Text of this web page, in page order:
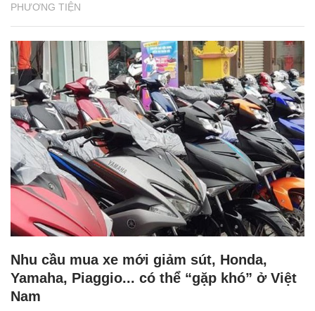
PHƯƠNG TIỆN
Nhu cầu mua xe mới giảm sút, Honda,
Yamaha, Piaggio... có thể “gặp khó” ở Việt
Nam